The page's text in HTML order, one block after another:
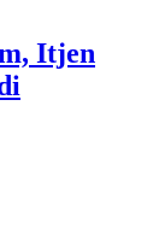
Itjen